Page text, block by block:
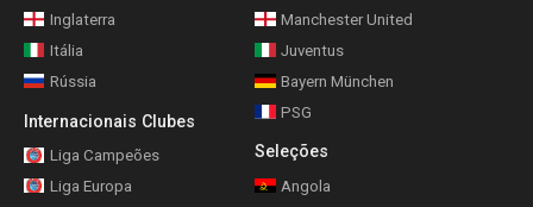
Inglaterra
Itália
Rússia
Internacionais Clubes
Liga Campeões
Liga Europa
Manchester United
Juventus
Bayern München
PSG
Seleções
Angola